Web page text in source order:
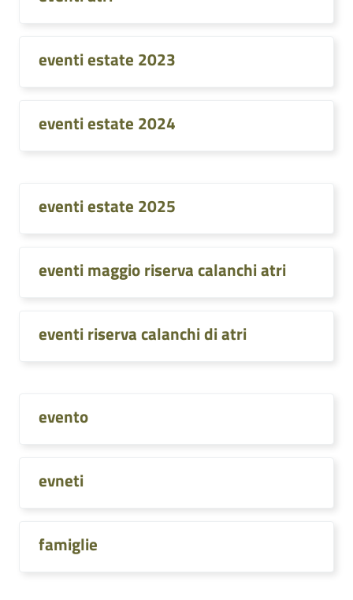
eventi estate 2023
eventi estate 2024
eventi estate 2025
eventi maggio riserva calanchi atri
eventi riserva calanchi di atri
evento
evneti
famiglie